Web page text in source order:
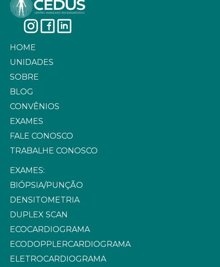
HOME
UNIDADES
SOBRE
BLOG
CONVÊNIOS
EXAMES
FALE CONOSCO
TRABALHE CONOSCO
EXAMES:
BIÓPSIA/PUNÇÃO
DENSITOMETRIA
DUPLEX SCAN
ECOCARDIOGRAMA
ECODOPPLERCARDIOGRAMA
ELETROCARDIOGRAMA